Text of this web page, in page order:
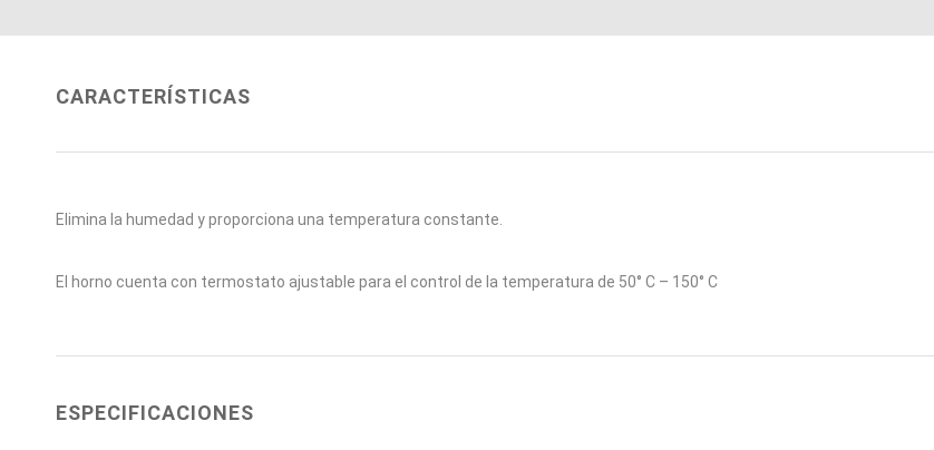
CARACTERÍSTICAS
Elimina la humedad y proporciona una temperatura constante.
El horno cuenta con termostato ajustable para el control de la temperatura de 50° C – 150° C
ESPECIFICACIONES